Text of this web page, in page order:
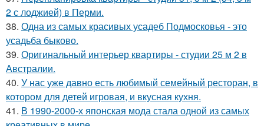
2 с лоджией) в Перми.
38. Одна из самых красивых усадеб Подмосковья - это
усадьба быково.
39. Оригинальный интерьер квартиры - студии 25 м 2 в
Австралии.
40. У нас уже давно есть любимый семейный ресторан, в
котором для детей игровая, и вкусная кухня.
41. В 1990-2000-х японская мода стала одной из самых